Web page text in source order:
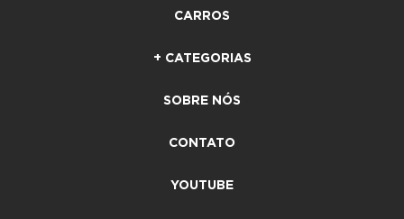
CARROS
+ CATEGORIAS
SOBRE NÓS
CONTATO
YOUTUBE